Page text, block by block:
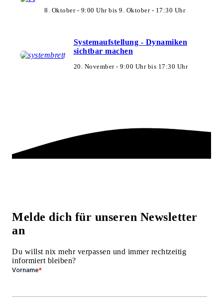
8. Oktober - 9:00 Uhrbis 9. Oktober - 17:30 Uhr
Systemaufstellung - Dynamiken
sichtbar machen
20. November - 9:00 Uhrbis 17:30 Uhr
Melde dich für unseren Newsletter
an
Du willst nix mehr verpassen und immer rechtzeitig
informiert bleiben?